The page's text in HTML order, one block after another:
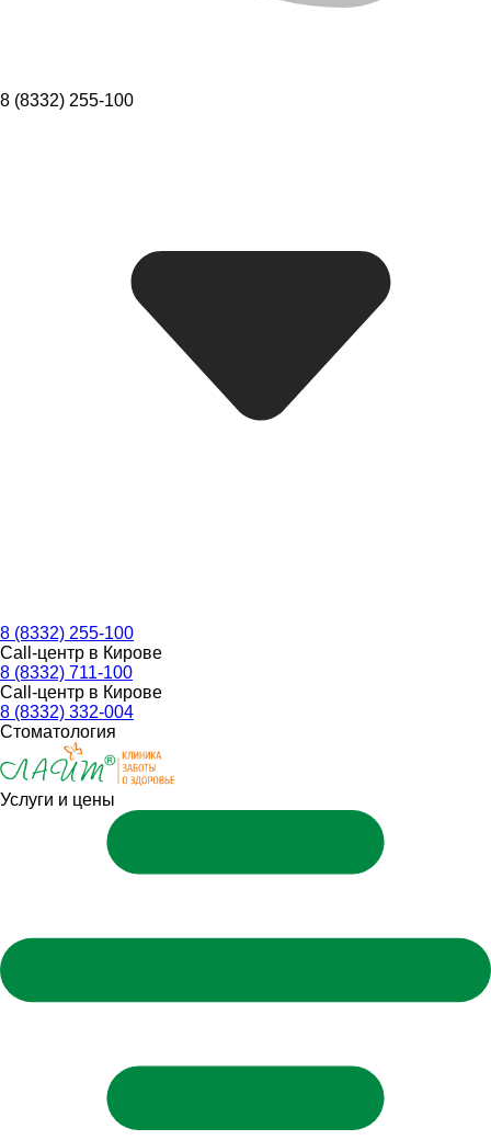
8 (8332) 255-100
8 (8332) 255-100
Call-центр в Кирове
8 (8332) 711-100
Call-центр в Кирове
8 (8332) 332-004
Стоматология
Услуги и цены